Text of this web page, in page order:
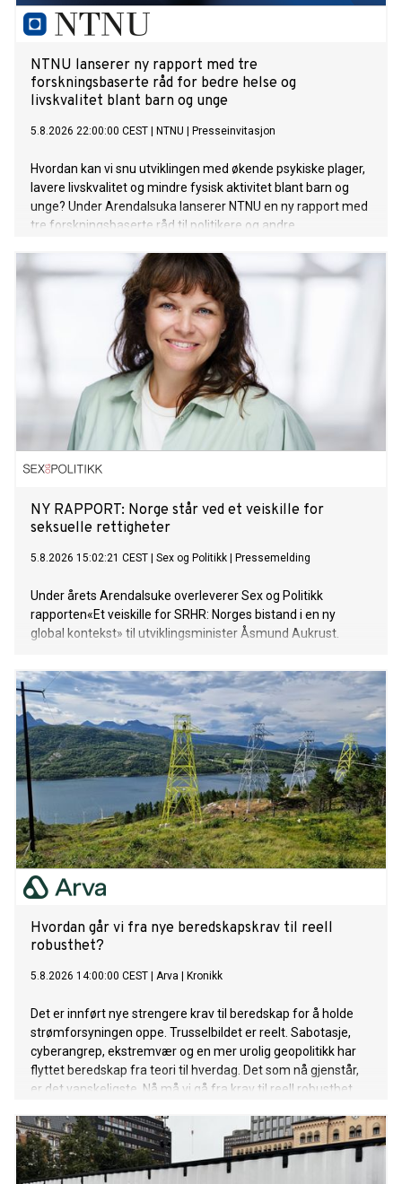
NTNU lanserer ny rapport med tre
forskningsbaserte råd for bedre helse og
livskvalitet blant barn og unge
5.8.2026 22:00:00 CEST NTNU Presseinvitasjon
Hvordan kan vi snu utviklingen med økende psykiske plager,
lavere livskvalitet og mindre fysisk aktivitet blant barn og
unge? Under Arendalsuka lanserer NTNU en ny rapport med
tre forskningsbaserte råd til politikere og andre
livskvalitet hos barn og unge.
NY RAPPORT: Norge står ved et veiskille for
seksuelle rettigheter
5.8.2026 15:02:21 CEST Sex og Politikk Pressemelding
Under årets Arendalsuke overleverer Sex og Politikk
rapporten«Et veiskille for SRHR: Norges bistand i en ny
global kontekst» til utviklingsminister Åsmund Aukrust.
Hvordan går vi fra nye beredskapskrav til reell
robusthet?
5.8.2026 14:00:00 CEST Arva Kronikk
Det er innført nye strengere krav til beredskap for å holde
strømforsyningen oppe. Trusselbildet er reelt. Sabotasje,
cyberangrep, ekstremvær og en mer urolig geopolitikk har
flyttet beredskap fra teori til hverdag. Det som nå gjenstår,
er det vanskeligste. Nå må vi gå fra krav til reell robusthet.